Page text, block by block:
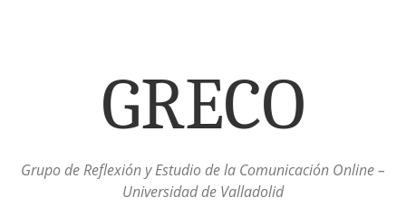
GRECO
Grupo de Reflexión y Estudio de la Comunicación Online –
Universidad de Valladolid